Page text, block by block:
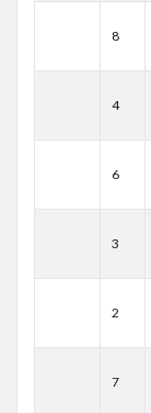
8
4
6
3
2
7